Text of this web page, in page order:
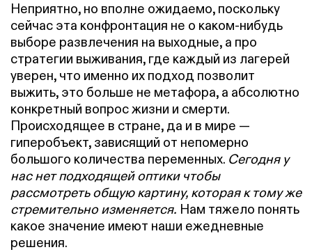
Неприятно, но вполне ожидаемо, поскольку
сейчас эта конфронтация не о каком-нибудь
выборе развлечения на выходные, а про
стратегии выживания, где каждый из лагерей
уверен, что именно их подход позволит
выжить, это больше не метафора, а абсолютно
конкретный вопрос жизни и смерти.
Происходящее в стране, да и в мире —
гиперобъект, зависящий от непомерно
большого количества переменных. Сегодня у
нас нет подходящей оптики чтобы
рассмотреть общую картину, которая к тому же
стремительно изменяется. Нам тяжело понять
какое значение имеют наши ежедневные
решения.